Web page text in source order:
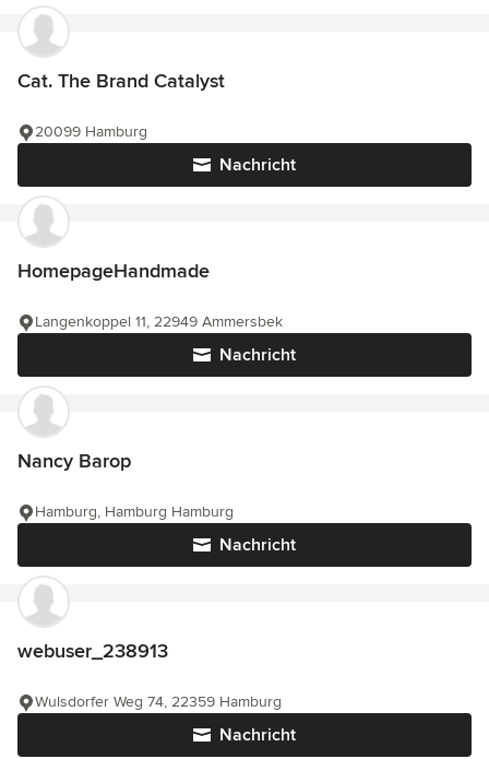
Cat. The Brand Catalyst
Nachricht
20099 Hamburg
HomepageHandmade
Nachricht
Langenkoppel 11, 22949 Ammersbek
Nancy Barop
Nachricht
Hamburg, Hamburg Hamburg
webuser_238913
Nachricht
Wulsdorfer Weg 74, 22359 Hamburg